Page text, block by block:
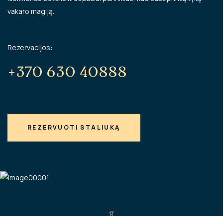
vakaro magiją.
Rezervacijos:
+370 630 40888
REZERVUOTI STALIUKĄ